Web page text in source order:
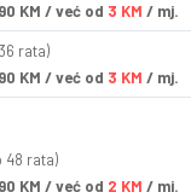
90 KM / već od 3 KM / mj.
rata)
90 KM / već od 3 KM / mj.
48 rata)
90 KM / već od 2 KM / mj.